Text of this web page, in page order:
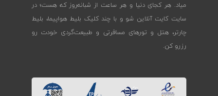
میاد. هر کجای دنیا و هر ساعت از شبانه‌روز که هست؛ در
سایت کایت آنلاین شو و با چند کلیک بلیط هواپیما، بلیط
چارتر، هتل و تورهای مسافرتی و طبیعت‌گردی خودت رو
رزرو کن.